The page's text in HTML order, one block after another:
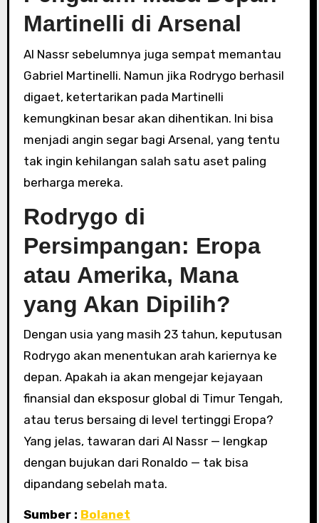
Martinelli di Arsenal
Al Nassr sebelumnya juga sempat memantau
Gabriel Martinelli. Namun jika Rodrygo berhasil
digaet, ketertarikan pada Martinelli
kemungkinan besar akan dihentikan. Ini bisa
menjadi angin segar bagi Arsenal, yang tentu
tak ingin kehilangan salah satu aset paling
berharga mereka.
Rodrygo di
Persimpangan: Eropa
atau Amerika, Mana
yang Akan Dipilih?
Dengan usia yang masih 23 tahun, keputusan
Rodrygo akan menentukan arah kariernya ke
depan. Apakah ia akan mengejar kejayaan
finansial dan eksposur global di Timur Tengah,
atau terus bersaing di level tertinggi Eropa?
Yang jelas, tawaran dari Al Nassr — lengkap
dengan bujukan dari Ronaldo — tak bisa
dipandang sebelah mata.
Sumber : Bolanet